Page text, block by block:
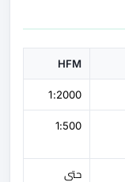
HFM
1:2000
1:500
حتى